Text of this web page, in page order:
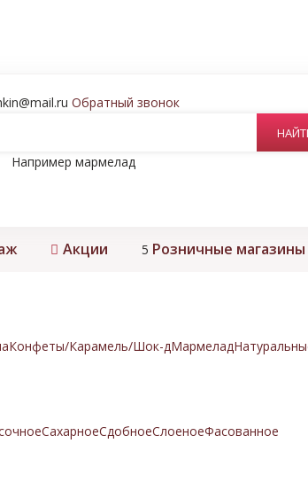
Обратный звонок
Например мармелад
Акции 5 Розничные магазины
Конфеты/Карамель/Шок-дМармелад
СахарноеСдобноеСлоеноеФасованное